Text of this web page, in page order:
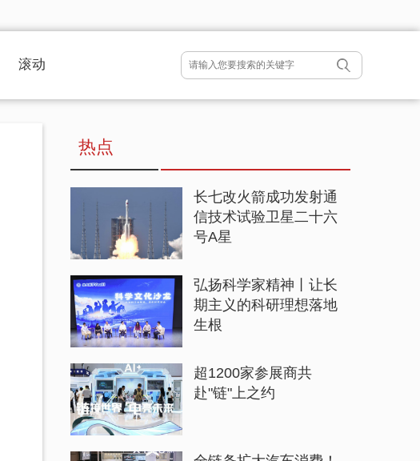
滚动
热点
长七改火箭成功发射通
信技术试验卫星二十六
号A星
弘扬科学家精神丨让长
期主义的科研理想落地
生根
超1200家参展商共
赴"链"上之约